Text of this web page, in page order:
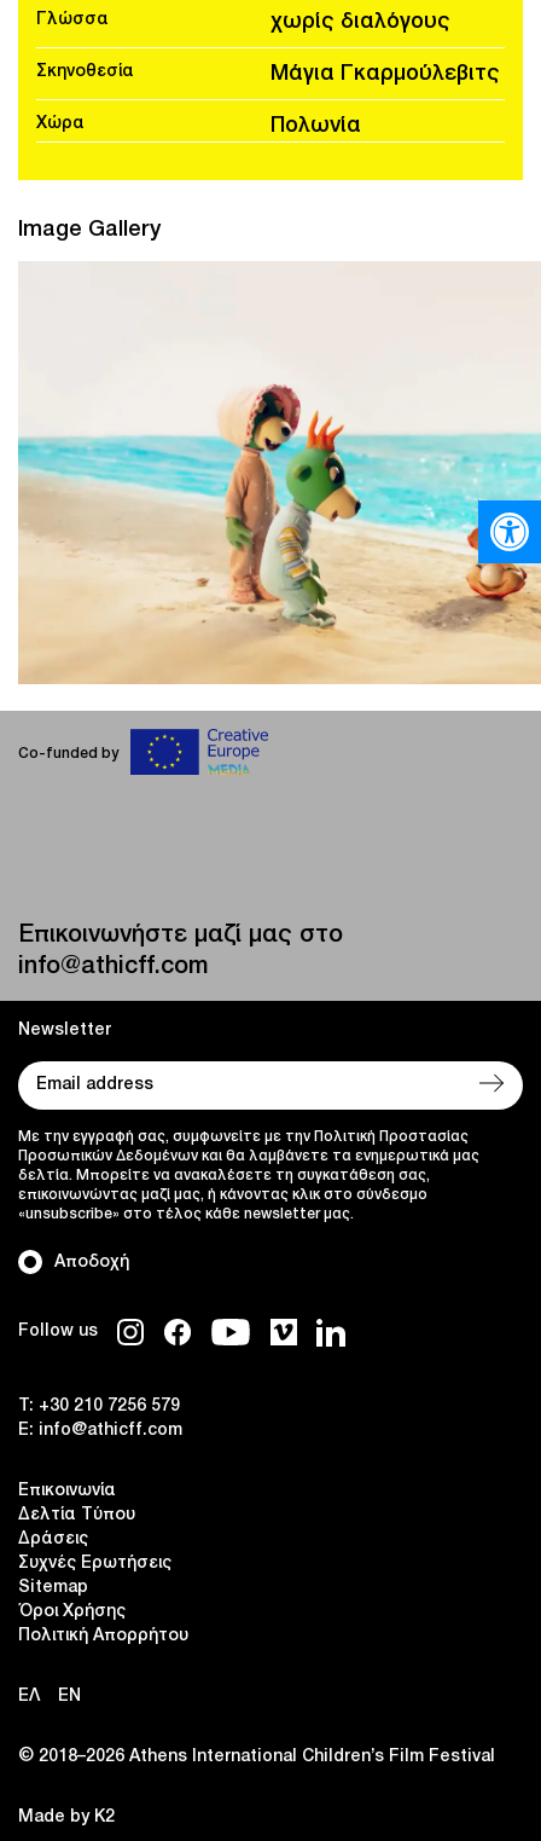
Γλώσσα χωρίς διαλόγους
Σκηνοθεσία Μάγια Γκαρμούλεβιτς
Χώρα Πολωνία
Image Gallery
Co-funded by
Επικοινωνήστε μαζί μας στο
info@athicff.com
Follow us
T: +30 210 7256 579
E: info@athicff.com
Επικοινωνία
Δελτία Τύπου
Δράσεις
Συχνές Ερωτήσεις
Sitemap
Όροι Χρήσης
Πολιτική Απορρήτου
ΕΛ EN
Newsletter
Αποδοχή
Με την εγγραφή σας, συμφωνείτε με την Πολιτική Προστασίας
Προσωπικών Δεδομένων και θα λαμβάνετε τα ενημερωτικά μας
δελτία. Μπορείτε να ανακαλέσετε τη συγκατάθεση σας,
επικοινωνώντας μαζί μας, ή κάνοντας κλικ στο σύνδεσμο
«unsubscribe» στο τέλος κάθε newsletter μας.
© 2018–2026 Αthens International Children’s Film Festival
Made by K2